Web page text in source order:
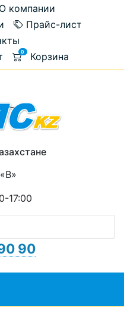
О компании
Прайс-лист
0 Корзина
17:00
90